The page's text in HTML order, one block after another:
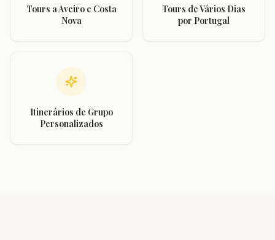
Tours a Aveiro e Costa
Nova
Tours de Vários Dias
por Portugal
Itinerários de Grupo
Personalizados